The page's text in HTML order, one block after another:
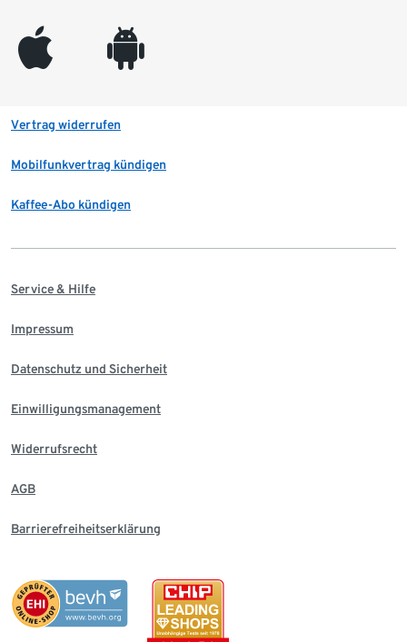
appleinc android
Vertrag widerrufen
Mobilfunkvertrag kündigen
Kaffee-Abo kündigen
Service & Hilfe
Impressum
Datenschutz und Sicherheit
Einwilligungsmanagement
Widerrufsrecht
AGB
Barrierefreiheitserklärung